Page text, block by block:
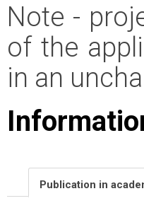
Note -
of the
in an
Publication in